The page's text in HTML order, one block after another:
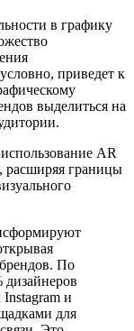
в графику
приведет к
выделиться на
AR
расширяя границы
По
дизайнеров
и
для